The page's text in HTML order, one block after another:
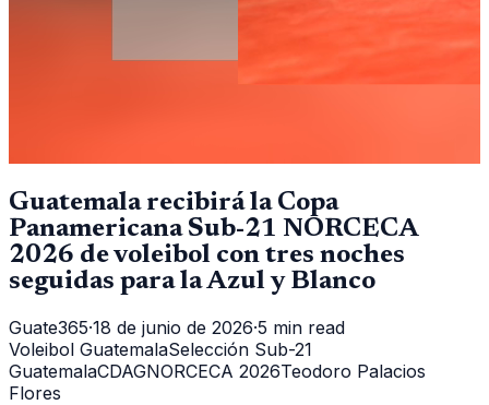
Guatemala recibirá la Copa
Panamericana Sub-21 NORCECA
2026 de voleibol con tres noches
seguidas para la Azul y Blanco
Guate365·18 de junio de 2026·5 min read
Voleibol GuatemalaSelección Sub-21
GuatemalaCDAGNORCECA 2026Teodoro Palacios
Flores